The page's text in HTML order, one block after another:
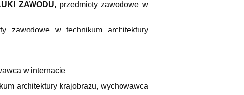
ZAWODU, przedmioty zawodowe w
zawodowe w technikum architektury
w internacie
architektury krajobrazu, wychowawca